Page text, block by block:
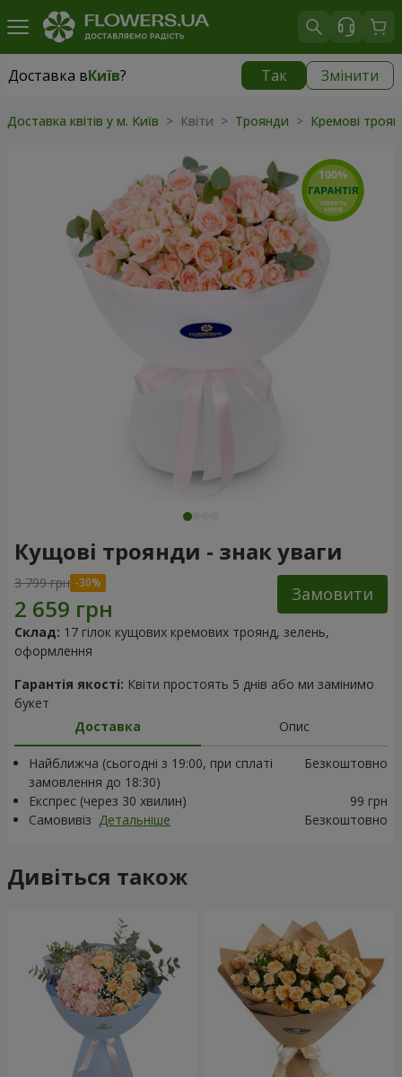
Доставка вКиїв? Так Змінити
Доставка вКиїв
Доставка квітів у м. Київ > Квіти > Троянди > Кремові
Кущові троянди - знак уваги
3 799 грн
Замовити
Склад: 17 гілок кущових кремових троянд, зелень,
оформлення
Гарантія якості: Квіти простоять 5 днів або ми замінимо
букет
Доставка
Опис
Найближча (сьогодні з 19:00, при сплаті
замовлення до 18:30)
Безкоштовно
Експрес (через 30 хвилин)
99 грн
Самовивіз Детальніше Безкоштовно
Дивіться також